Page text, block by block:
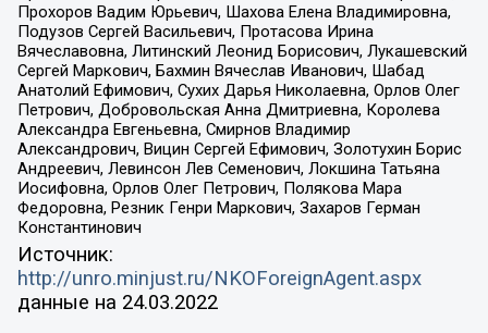
Прохоров Вадим Юрьевич, Шахова Елена Владимировна,
Подузов Сергей Васильевич, Протасова Ирина
Вячеславовна, Литинский Леонид Борисович, Лукашевский
Сергей Маркович, Бахмин Вячеслав Иванович, Шабад
Анатолий Ефимович, Сухих Дарья Николаевна, Орлов Олег
Петрович, Добровольская Анна Дмитриевна, Королева
Александра Евгеньевна, Смирнов Владимир
Александрович, Вицин Сергей Ефимович, Золотухин Борис
Андреевич, Левинсон Лев Семенович, Локшина Татьяна
Иосифовна, Орлов Олег Петрович, Полякова Мара
Федоровна, Резник Генри Маркович, Захаров Герман
Константинович
Источник:
http://unro.minjust.ru/NKOForeignAgent.aspx
данные на 24.03.2022